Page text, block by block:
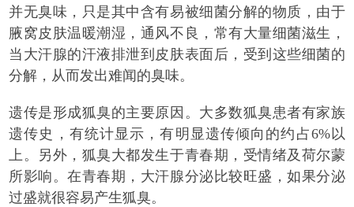
并无臭味，只是其中含有易被细菌分解的物质，由于
腋窝皮肤温暖潮湿，通风不良，常有大量细菌滋生，
当大汗腺的汗液排泄到皮肤表面后，受到这些细菌的
分解，从而发出难闻的臭味。
遗传是形成狐臭的主要原因。大多数狐臭患者有家族
遗传史，有统计显示，有明显遗传倾向的约占6%以
上。另外，狐臭大都发生于青春期，受情绪及荷尔蒙
所影响。在青春期，大汗腺分泌比较旺盛，如果分泌
过盛就很容易产生狐臭。